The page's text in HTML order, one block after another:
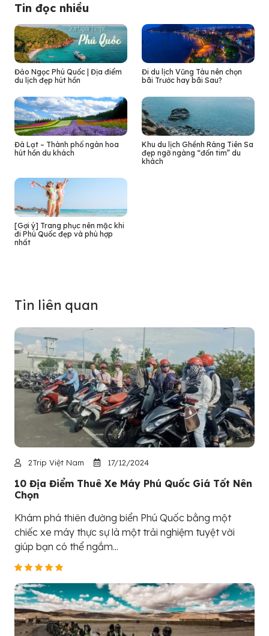
Tin đọc nhiều
Đảo Ngọc Phú Quốc | Địa điểm
du lịch đẹp hút hồn
Đi du lịch Vũng Tàu nên chọn
bãi Trước hay bãi Sau?
Đà Lạt – Thành phố ngàn hoa
hút hồn du khách
Khu du lịch Ghềnh Ráng Tiên Sa
đẹp ngỡ ngàng “đốn tim” du
khách
[Gợi ý] Trang phục nên mặc khi
đi Phú Quốc đẹp và phù hợp
nhất
Tin liên quan
2Trip Việt Nam 17/12/2024
10 Địa Điểm Thuê Xe Máy Phú Quốc Giá Tốt Nên
Chọn
Khám phá thiên đường biển Phú Quốc bằng một
chiếc xe máy thực sự là một trải nghiệm tuyệt vời
giúp bạn có thể ngắm...